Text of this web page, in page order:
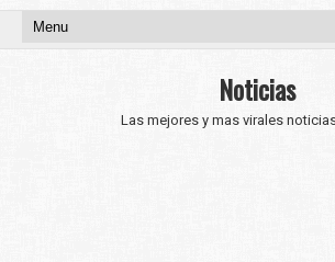
Noticias
Las mejores y mas virales